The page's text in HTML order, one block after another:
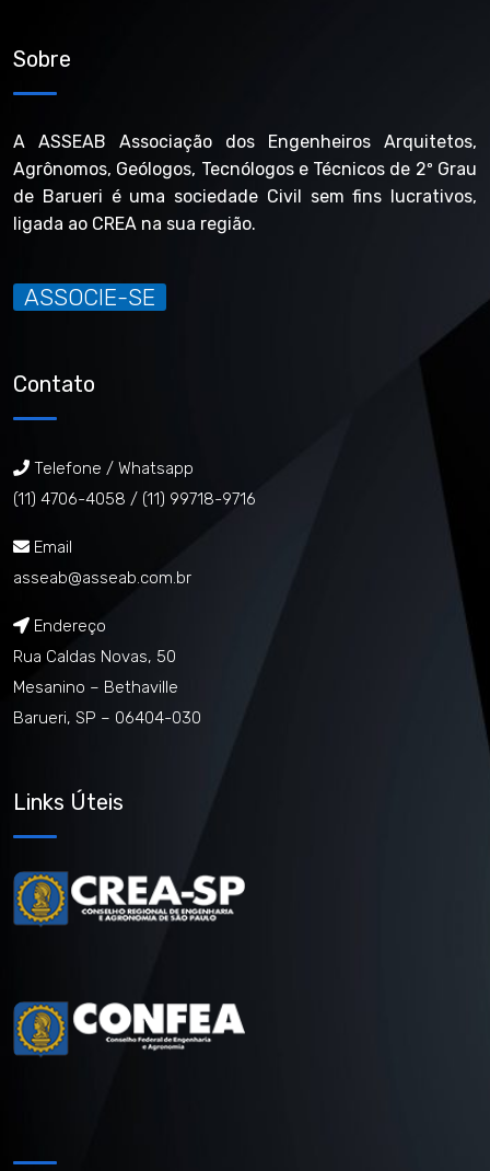
Sobre
A ASSEAB Associação dos Engenheiros Arquitetos,
Agrônomos, Geólogos, Tecnólogos e Técnicos de 2º Grau
de Barueri é uma sociedade Civil sem fins lucrativos,
ligada ao CREA na sua região.
ASSOCIE-SE
Contato
Telefone / Whatsapp
(11) 4706-4058 / (11) 99718-9716
Email
asseab@asseab.com.br
Endereço
Rua Caldas Novas, 50
Mesanino – Bethaville
Barueri, SP – 06404-030
Links Úteis